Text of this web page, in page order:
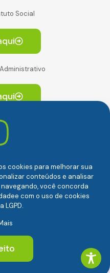
Social
14, (Edifício Paulista) -
– São Paulo/SP
Digital (camara-e.net) |
cookies para melhorar sua
conteúdos e analisar
você concorda
e com o uso de cookies
LGPD.